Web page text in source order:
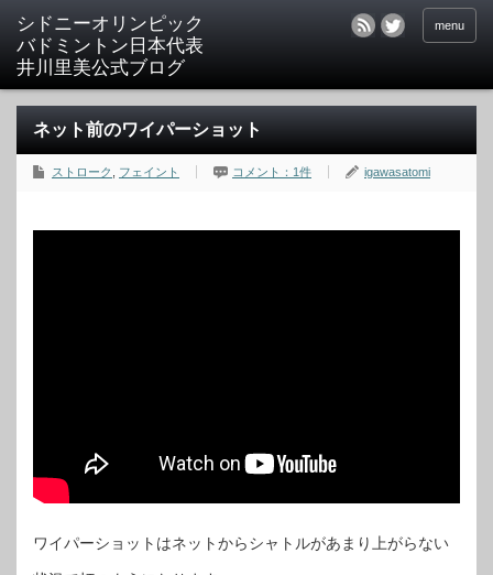
シドニーオリンピック
バドミントン日本代表
井川里美公式ブログ
menu
ネット前のワイパーショット
ストローク フェイント コメント：1件 igawasatomi
ワイパーショットはネットからシャトルがあまり上がらない